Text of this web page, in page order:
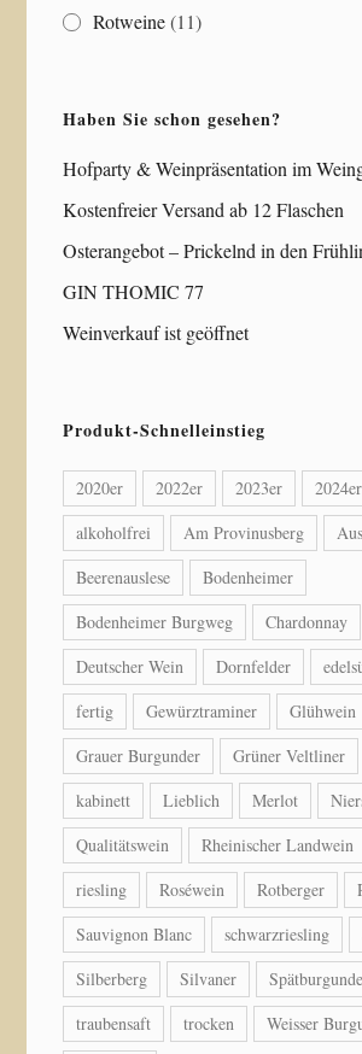
Rotweine (11)
Haben Sie schon gesehen?
Hofparty & Weinpräsentation im
Kostenfreier Versand ab 12 Flaschen
Osterangebot – Prickelnd in den
GIN THOMIC 77
Weinverkauf ist geöffnet
Produkt-Schnelleinstieg
2020er 2022er 2023er 2024er
alkoholfrei
Am Provinusberg
Beerenauslese
Bodenheimer
Bodenheimer Burgweg
Chardonnay
Deutscher Wein
Dornfelder
fertig
Gewürztraminer
Glühwein
Grauer Burgunder
Grüner Veltliner
kabinett
Lieblich Merlot
Qualitätswein
Rheinischer Landwein
riesling
Roséwein Rotberger
Sauvignon Blanc
schwarzriesling
Silberberg
Silvaner
traubensaft
trocken
Weisser